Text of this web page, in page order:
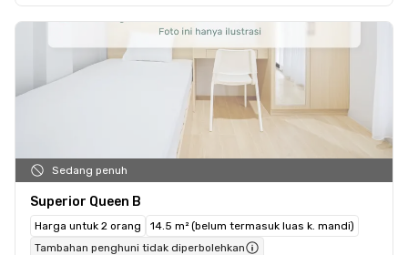
Sedang penuh
Superior Queen B
Harga untuk 2 orang
14.5 m² (belum termasuk luas k. mandi)
Tambahan penghuni tidak diperbolehkan